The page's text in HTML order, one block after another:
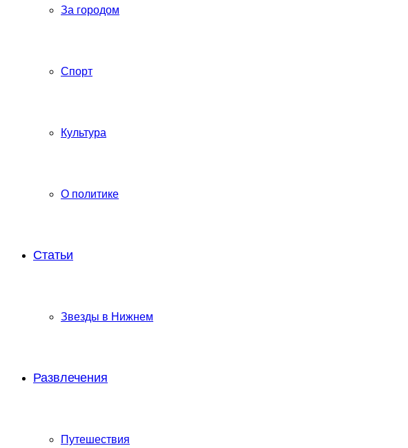
За городом
Спорт
Культура
О политике
Статьи
Звезды в Нижнем
Развлечения
Путешествия